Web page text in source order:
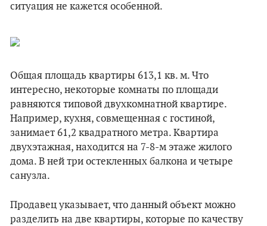
ситуация не кажется особенной.
Общая площадь квартиры 613,1 кв. м. Что
интересно, некоторые комнаты по площади
равняются типовой двухкомнатной квартире.
Например, кухня, совмещенная с гостиной,
занимает 61,2 квадратного метра. Квартира
двухэтажная, находится на 7-8-м этаже жилого
дома. В ней три остекленных балкона и четыре
санузла.
Продавец указывает, что данный объект можно
разделить на две квартиры, которые по качеству